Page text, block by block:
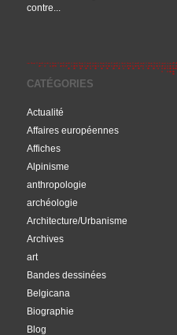
contre...
CATÉGORIES
Actualité
Affaires européennes
Affiches
Alpinisme
anthropologie
archéologie
Architecture/Urbanisme
Archives
art
Bandes dessinées
Belgicana
Biographie
Blog